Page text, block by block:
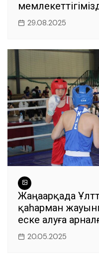
29.08.2025
Жаңаарқада
қаһарман
еске алуға
20.05.2025